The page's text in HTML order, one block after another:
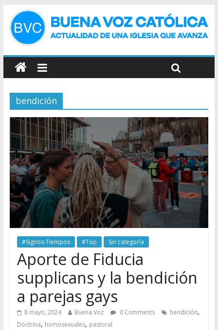
bendición
#Signos-Tiempos #Top Sin categoría
Aporte de Fiducia
supplicans y la bendición
a parejas gays
8 mayo, 2024 Buena Voz 0 Comments bendición,
Doctrina, homosexuales, pastoral